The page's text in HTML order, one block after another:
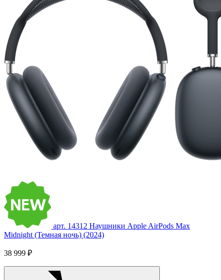
арт. 14312 Наушники Apple AirPods Max
Midnight (Темная ночь) (2024)
38 999 ₽